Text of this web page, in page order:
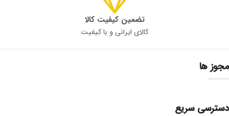
تضمین کیفیت کالا
کالای ایرانی و با کیفیت
مجوز ها
دسترسی سریع